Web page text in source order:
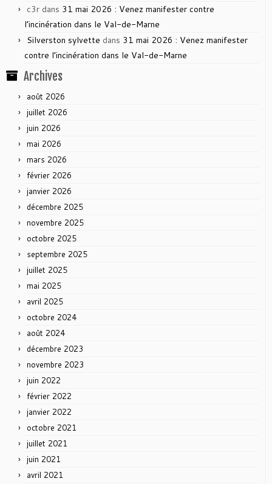
c3r dans 31 mai 2026 : Venez manifester contre
l’incinération dans le Val-de-Marne
Silverston sylvette dans 31 mai 2026 : Venez manifester
contre l’incinération dans le Val-de-Marne
Archives
août 2026
juillet 2026
juin 2026
mai 2026
mars 2026
février 2026
janvier 2026
décembre 2025
novembre 2025
octobre 2025
septembre 2025
juillet 2025
mai 2025
avril 2025
octobre 2024
août 2024
décembre 2023
novembre 2023
juin 2022
février 2022
janvier 2022
octobre 2021
juillet 2021
juin 2021
avril 2021